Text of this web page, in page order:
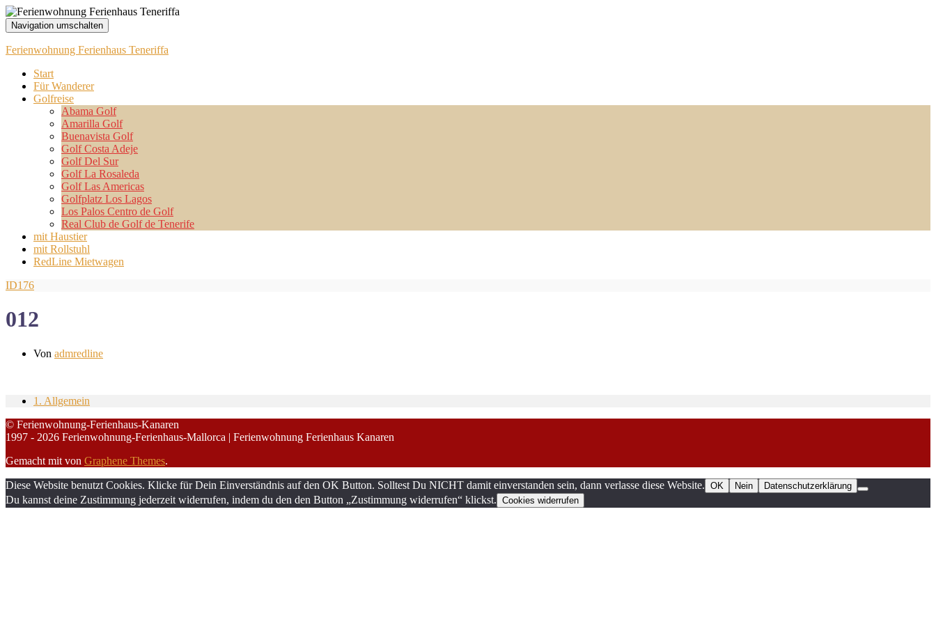
Navigation umschalten
Ferienwohnung Ferienhaus Teneriffa
Start
Für Wanderer
Golfreise
Abama Golf
Amarilla Golf
Buenavista Golf
Golf Costa Adeje
Golf Del Sur
Golf La Rosaleda
Golf Las Americas
Golfplatz Los Lagos
Los Palos Centro de Golf
Real Club de Golf de Tenerife
mit Haustier
mit Rollstuhl
RedLine Mietwagen
ID176
012
Von admredline
1. Allgemein
© Ferienwohnung-Ferienhaus-Kanaren
1997 - 2026 Ferienwohnung-Ferienhaus-Mallorca | Ferienwohnung Ferienhaus Kanaren
Gemacht mit von Graphene Themes.
Diese Website benutzt Cookies. Klicke für Dein Einverständnis auf den OK Button. Solltest Du NICHT damit einverstanden sein, dann verlasse diese Website. OK Nein Datenschutzerklärung
Du kannst deine Zustimmung jederzeit widerrufen, indem du den den Button „Zustimmung widerrufen“ klickst. Cookies widerrufen